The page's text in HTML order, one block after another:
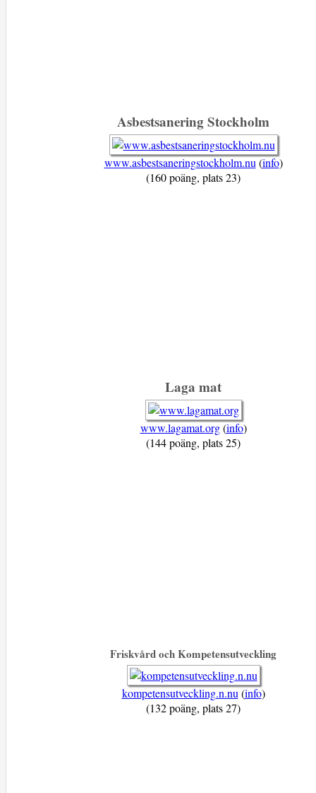
Asbestsanering Stockholm
www.asbestsaneringstockholm.nu (info)
(160 poäng, plats 23)
Laga mat
www.lagamat.org(info)
(144 poäng, plats 25)
Friskvård och Kompetensutveckling
kompetensutveckling.n.nu (info)
(132 poäng, plats 27)